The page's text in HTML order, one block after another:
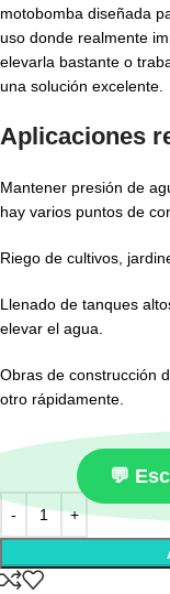
motobomba diseñada
uso donde realmente
elevarla bastante o
una solución excelente.
Aplicaciones
Mantener presión de
hay varios puntos de
Riego de cultivos,
Llenado de tanques
elevar el agua.
Obras de construcción
otro rápidamente.
💬